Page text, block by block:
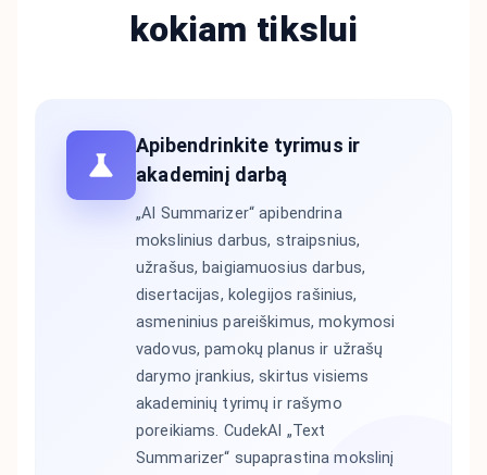
kokiam tikslui
Apibendrinkite tyrimus ir
akademinį darbą
„AI Summarizer“ apibendrina
mokslinius darbus, straipsnius,
užrašus, baigiamuosius darbus,
disertacijas, kolegijos rašinius,
asmeninius pareiškimus, mokymosi
vadovus, pamokų planus ir užrašų
darymo įrankius, skirtus visiems
akademinių tyrimų ir rašymo
poreikiams. CudekAI „Text
Summarizer“ supaprastina mokslinį